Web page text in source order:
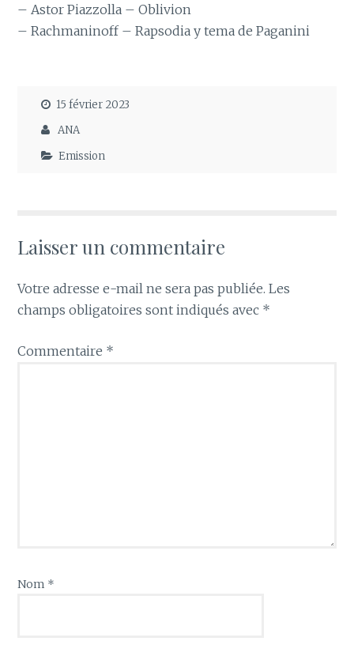
– Astor Piazzolla – Oblivion
– Rachmaninoff – Rapsodia y tema de Paganini
15 février 2023
ANA
Emission
Laisser un commentaire
Votre adresse e-mail ne sera pas publiée. Les
champs obligatoires sont indiqués avec *
Commentaire *
Nom *